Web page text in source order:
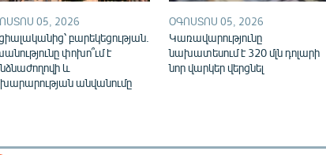
05, 2026
բարեկեցության.
փոխո՞ւմ է
և
անվանումը
ՕԳՈՍՏՈՍ 05, 2026
Կառավարությունը
նախատեսում է 320 մլն դոլարի
նոր վարկեր վերցնել